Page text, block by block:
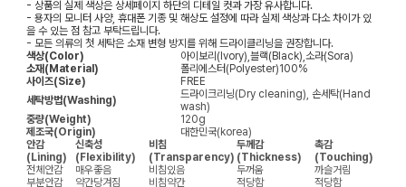
- 상품의 실제 색상은 상세페이지 하단의 디테일 컷과 가장 유사합니다.
- 용자의 모니터 사양, 휴대폰 기종 및 해상도 설정에 따라 실제 색상과 다소 차이가 있
을 수 있는 점 참고 부탁드립니다.
- 모든 의류의 첫 세탁은 소재 변형 방지를 위해 드라이클리닝을 권장합니다.
색상(Color)
아이보리(Ivory),블랙(Black),소라(Sora)
소재(Material)
폴리에스터(Polyester)100%
사이즈(Size)
FREE
세탁방법(Washing)
드라이크리닝(Dry cleaning), 손세탁(Hand
wash)
중량(Weight)
120g
제조국(Origin)
대한민국(korea)
안감
(Lining)
신축성
(Flexibility)
비침
(Transparency)
두께감
(Thickness)
촉감
(Touching)
전체안감
매우좋음 비침있음 두꺼움
까슬거림
부분안감
약간당겨짐 비침약간 적당함
적당함